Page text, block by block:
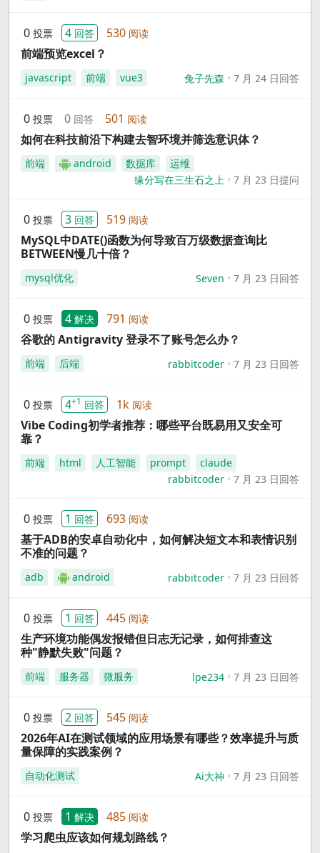
0 投票 4 回答 530 阅读
前端预览excel？
javascript 前端 vue3 兔子先森 7 月 24 日回答
0 投票 0 回答 501 阅读
如何在科技前沿下构建去智环境并筛选意识体？
前端 android 数据库
运维
缘分写在三生石之上
7 月 23 日提问
0 投票 3 回答 519 阅读
MySQL中DATE()函数为何导致百万级数据查询比
BETWEEN慢几十倍？
mysql优化 Seven 7 月 23 日回答
0 投票 4 解决 791 阅读
谷歌的 Antigravity 登录不了账号怎么办？
前端 后端 rabbitcoder 7 月 23 日回答
0 投票 4+1 回答 1k 阅读
Vibe Coding初学者推荐：哪些平台既易用又安全可
靠？
前端 html 人工智能 prompt
claude
rabbitcoder
7 月 23 日回答
0 投票 1 回答 693 阅读
基于ADB的安卓自动化中，如何解决短文本和表情识别
不准的问题？
adb android rabbitcoder 7 月 23 日回答
0 投票 1 回答 445 阅读
生产环境功能偶发报错但日志无记录，如何排查这
种"静默失败"问题？
前端 服务器 微服务 lpe234 7 月 23 日回答
0 投票 2 回答 545 阅读
2026年AI在测试领域的应用场景有哪些？效率提升与质
量保障的实践案例？
自动化测试 Ai大神 7 月 23 日回答
0 投票 1 解决 485 阅读
学习爬虫应该如何规划路线？